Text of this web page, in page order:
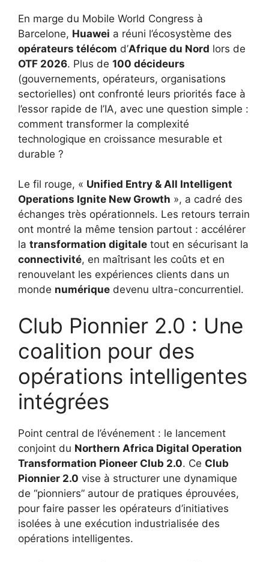
En marge du Mobile World Congress à
Barcelone, Huawei a réuni l’écosystème des
opérateurs télécom d’Afrique du Nord lors de
OTF 2026. Plus de 100 décideurs
(gouvernements, opérateurs, organisations
sectorielles) ont confronté leurs priorités face à
l’essor rapide de l’IA, avec une question simple :
comment transformer la complexité
technologique en croissance mesurable et
durable ?
Le fil rouge, « Unified Entry & All Intelligent
Operations Ignite New Growth », a cadré des
échanges très opérationnels. Les retours terrain
ont montré la même tension partout : accélérer
la transformation digitale tout en sécurisant la
connectivité, en maîtrisant les coûts et en
renouvelant les expériences clients dans un
monde numérique devenu ultra-concurrentiel.
Club Pionnier 2.0 : Une
coalition pour des
opérations intelligentes
intégrées
Point central de l’événement : le lancement
conjoint du Northern Africa Digital Operation
Transformation Pioneer Club 2.0. Ce Club
Pionnier 2.0 vise à structurer une dynamique
de “pionniers” autour de pratiques éprouvées,
pour faire passer les opérateurs d’initiatives
isolées à une exécution industrialisée des
opérations intelligentes.